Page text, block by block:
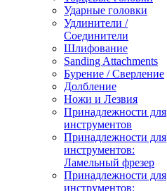
Ударные головки
Удлинители /
Соединители
Шлифование
Sanding Attachments
Бурение / Сверление
Долбление
Ножи и Лезвия
Принадлежности для
инструментов
Принадлежности для
инструментов:
Ламельный фрезер
Принадлежности для
инструментов: